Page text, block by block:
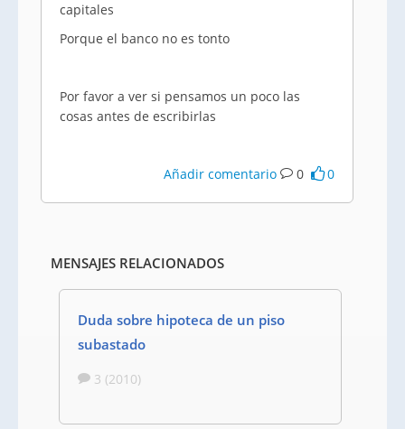
capitales
Porque el banco no es tonto
Por favor a ver si pensamos un poco las
cosas antes de escribirlas
Añadir comentario 0 0
MENSAJES RELACIONADOS
Duda sobre hipoteca de un piso
subastado
3 (2010)